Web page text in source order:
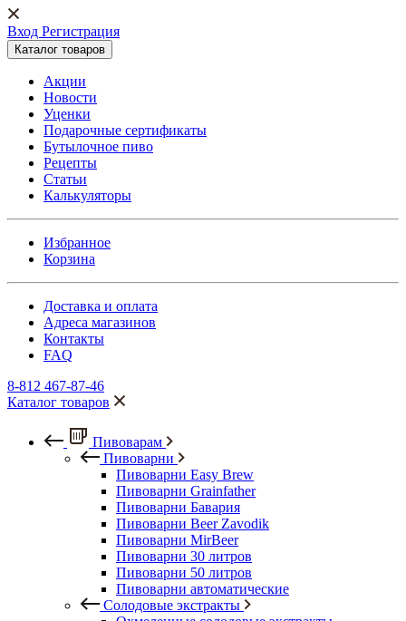
Вход Регистрация
Каталог товаров
Акции
Новости
Уценки
Подарочные сертификаты
Бутылочное пиво
Рецепты
Статьи
Калькуляторы
Избранное
Корзина
Доставка и оплата
Адреса магазинов
Контакты
FAQ
8-812 467-87-46
Каталог товаров
Пивоварам
Пивоварни
Пивоварни Easy Brew
Пивоварни Grainfather
Пивоварни Бавария
Пивоварни Beer Zavodik
Пивоварни MirBeer
Пивоварни 30 литров
Пивоварни 50 литров
Пивоварни автоматические
Солодовые экстракты